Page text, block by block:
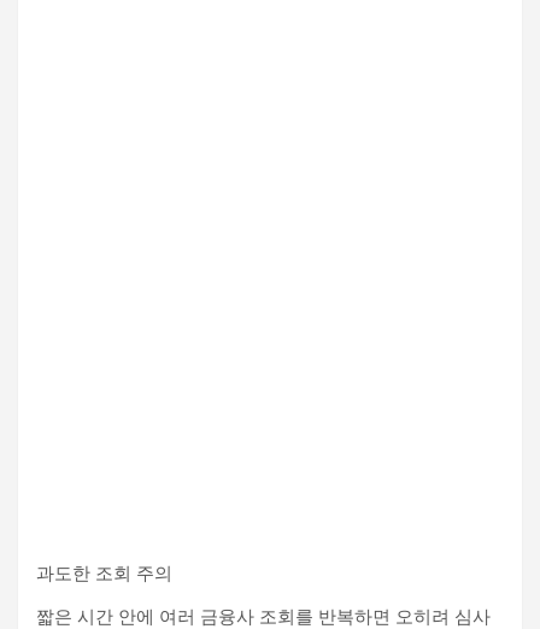
과도한 조회 주의
짧은 시간 안에 여러 금융사 조회를 반복하면 오히려 심사